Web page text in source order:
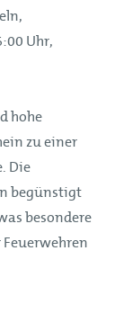
Uhr,
hohe
zu einer
Die
begünstigt
besondere